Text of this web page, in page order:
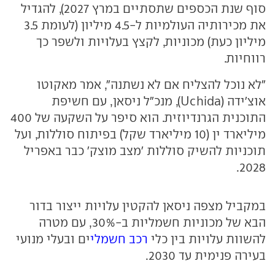
סוף שנת הכספים שתסתיים במרץ 2027), להגדיל
את מכירותיה העולמיות ל-4.5 מיליון (לעומת 3.5
מיליון כעת) מכוניות, לקצץ בעלויות ולשפר כך
רווחיות.
"לא נוכל להצליח אם לא נשתנה", אמר מאקוטו
אוצ'ידה (Uchida), מנכ"ל ניסאן, עם חשיפת
התוכנית הגרנדיוזית. הוא סיפר על השקעה של 400
מיליארד ין (10 מיליארד שקל) בפיתוח סוללות, ועל
תוכניות להשיק סוללות 'מצב מוצק' כבר באפריל
2028.
במקביל מצפה ניסאן להקטין עלויות ייצור בדור
הבא של מכוניות חשמליות ב-30%, עם מטרה
להשוות עלויות בין כלי רכב חשמליים ובעלי מנועי
בעירה פנימית עד 2030.